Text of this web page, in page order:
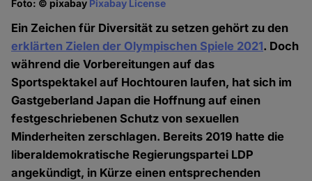
Foto: © pixabay Pixabay License
Ein Zeichen für Diversität zu setzen gehört zu den
erklärten Zielen der Olympischen Spiele 2021. Doch
während die Vorbereitungen auf das
Sportspektakel auf Hochtouren laufen, hat sich im
Gastgeberland Japan die Hoffnung auf einen
festgeschriebenen Schutz von sexuellen
Minderheiten zerschlagen. Bereits 2019 hatte die
liberaldemokratische Regierungspartei LDP
angekündigt, in Kürze einen entsprechenden